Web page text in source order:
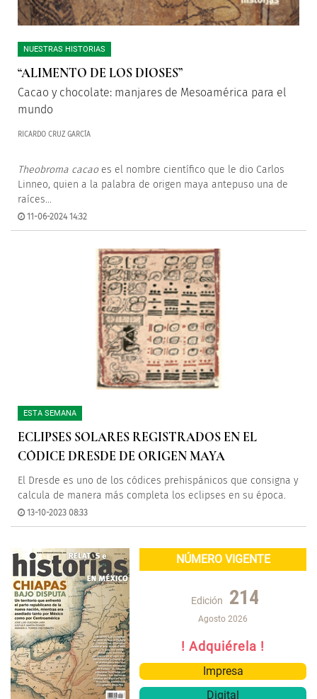
NUESTRAS HISTORIAS
“ALIMENTO DE LOS DIOSES”
Cacao y chocolate: manjares de Mesoamérica para el
mundo
RICARDO CRUZ GARCÍA
Theobroma cacaoes el nombre científico que le dio Carlos
Linneo, quien a la palabra de origen maya antepuso una de
raíces...
11-06-2024 14:32
ESTA SEMANA
ECLIPSES SOLARES REGISTRADOS EN EL
CÓDICE DRESDE DE ORIGEN MAYA
El Dresde es uno de los códices prehispánicos que consigna y
calcula de manera más completa los eclipses en su época.
13-10-2023 08:33
NÚMERO VIGENTE
Edición 214
Agosto 2026
! Adquiérela !
Impresa
Digital